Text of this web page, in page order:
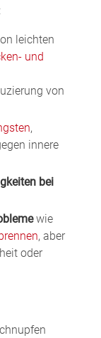
leichten
und
von
,
innere
bei
wie
, aber
oder